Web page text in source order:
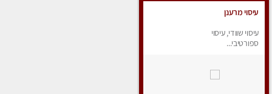
עיסוי מרענן
עיסוי שוודי, עיסוי
ספורטיבי...